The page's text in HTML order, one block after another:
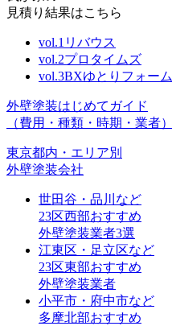
見積り結果はこちら
vol.1 リバウス
vol.2プロタイムズ
vol.3BXゆとりフォーム
外壁塗装はじめてガイド
（費用・種類・時期・業者）
東京都内・エリア別
外壁塗装会社
世田谷・品川など
23区西部おすすめ
外壁塗装業者3選
江東区・足立区など
23区東部おすすめ
外壁塗装業者
小平市・府中市など
多摩北部おすすめ